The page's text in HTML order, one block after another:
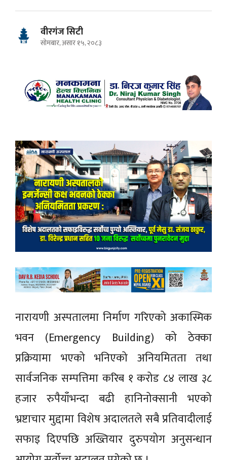
वीरगंज सिटी
सोमबार, असार १५, २०८३
नारायणी अस्पतालमा निर्माण गरिएको अकास्मिक
भवन (Emergency Building) को ठेक्का
प्रक्रियामा भएको भनिएको अनियमितता तथा
सार्वजनिक सम्पत्तिमा करिब १ करोड ८४ लाख ३८
हजार रुपैयाँभन्दा बढी हानिनोक्सानी भएको
भ्रष्टाचार मुद्दामा विशेष अदालतले सबै प्रतिवादीलाई
सफाइ दिएपछि अख्तियार दुरुपयोग अनुसन्धान